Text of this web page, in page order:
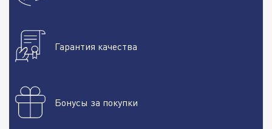
Гарантия качества
Бонусы за покупки